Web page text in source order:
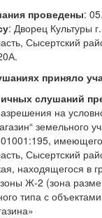
проведены:
: Дворец Культуры
Сысертский
приняло
слушаний
на
земельного
Сысертский
находящегося в
Ж-2 (зона
типа с